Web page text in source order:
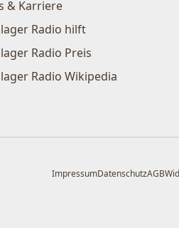
& Karriere
Radio hilft
Radio Preis
Radio Wikipedia
ImpressumDatenschutzAGB